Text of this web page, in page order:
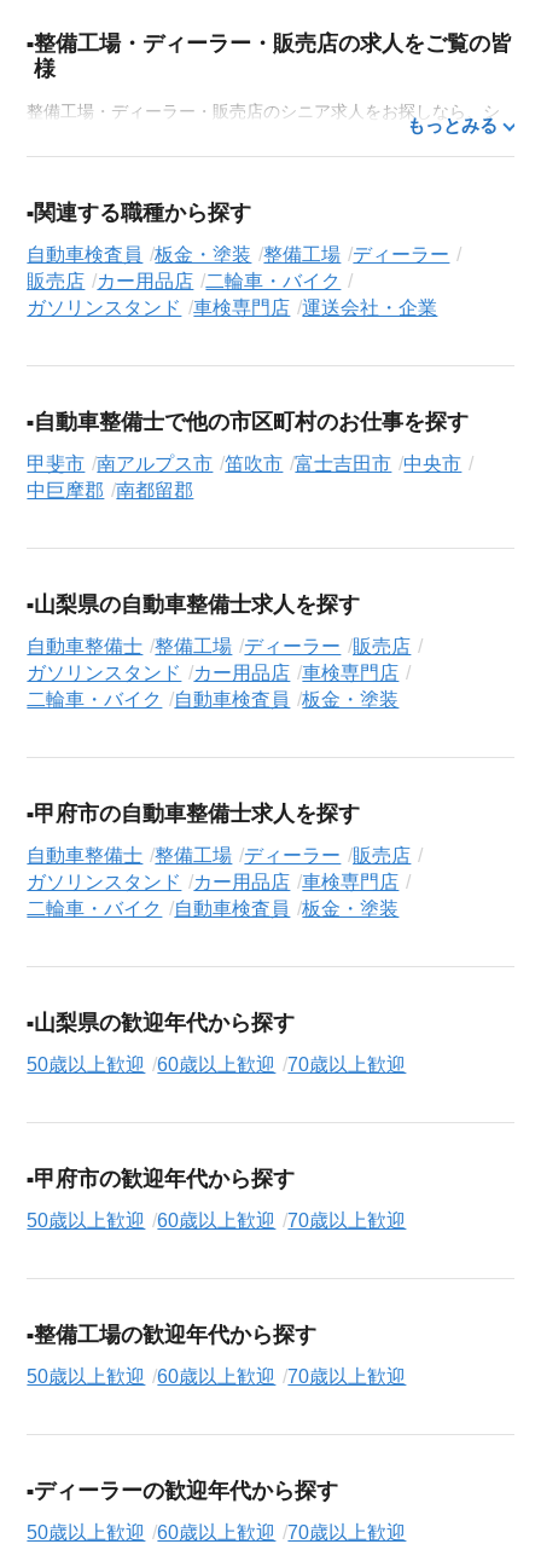
整備工場・ディーラー・販売店の求人をご覧の皆
様
整備工場・ディーラー・販売店のシニア求人をお探しなら、シ
ニア専門の転職支援サービス「シニアジョブエージェント」に
支援実績も豊富な私たちが、あなたの経験とスキルを活かせる
件（2026年8月6日現在）のシニア向け求人を保有しており、そ
の多くが当サービスだけの非公開求人です。
気になる求人がございましたら、まずは「求人紹介を依頼す
イザーが、これまでのご経歴やご希望を丁寧にヒアリングし、
職務経歴書の作成から面接対策、企業との条件交渉まで、転職
活動の全プロセスを無料でサポートいたします。
なたの希望に合ったお仕事を簡単に見つけられます。雇用形態
正社員 契約社員 アルバイト・パート）や、勤務地、年
収・時給・日給、さらに週休2日制、駅近、寮・社宅あり
たこだわり条件での絞り込み検索も可能です。
方はもちろん、「まずは相談から始めたい」という方も、ぜひ
もっとみる
関連する職種から探す
自動車検査員 板金・塗装 整備工場
ディーラー
販売店
カー用品店
二輪車・バイク
ガソリンスタンド
車検専門店 運送会社・企業
自動車整備士で他の市区町村のお仕事を探す
甲斐市 南アルプス市 笛吹市 富士吉田市
中央市
中巨摩郡
南都留郡
山梨県の自動車整備士求人を探す
自動車整備士 整備工場 ディーラー
販売店
ガソリンスタンド
カー用品店
車検専門店
二輪車・バイク
自動車検査員 板金・塗装
甲府市の自動車整備士求人を探す
自動車整備士 整備工場 ディーラー
販売店
ガソリンスタンド
カー用品店
車検専門店
二輪車・バイク
自動車検査員 板金・塗装
山梨県の歓迎年代から探す
50歳以上歓迎 60歳以上歓迎 70歳以上歓迎
甲府市の歓迎年代から探す
50歳以上歓迎 60歳以上歓迎 70歳以上歓迎
整備工場の歓迎年代から探す
50歳以上歓迎 60歳以上歓迎 70歳以上歓迎
ディーラーの歓迎年代から探す
50歳以上歓迎 60歳以上歓迎 70歳以上歓迎